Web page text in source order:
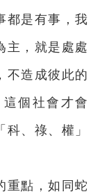
都是有事，我
主，就是處處
不造成彼此的
個社會才會
、祿、權」
重點，如同蛇